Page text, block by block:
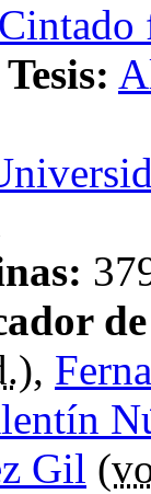
de
),
Gil (